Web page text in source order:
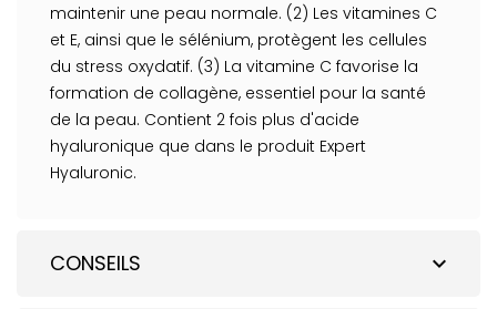
maintenir une peau normale. (2) Les vitamines C
et E, ainsi que le sélénium, protègent les cellules
du stress oxydatif. (3) La vitamine C favorise la
formation de collagène, essentiel pour la santé
de la peau. Contient 2 fois plus d'acide
hyaluronique que dans le produit Expert
Hyaluronic.
expand_more
CONSEILS